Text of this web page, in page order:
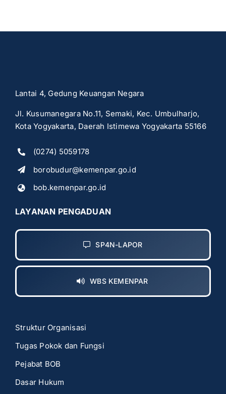
Lantai 4, Gedung Keuangan Negara
Jl. Kusumanegara No.11, Semaki, Kec. Umbulharjo,
Kota Yogyakarta, Daerah Istimewa Yogyakarta 55166
(0274) 5059178
borobudur@kemenpar.go.id
bob.kemenpar.go.id
LAYANAN PENGADUAN
SP4N-LAPOR
WBS KEMENPAR
Struktur Organisasi
Tugas Pokok dan Fungsi
Pejabat BOB
Dasar Hukum